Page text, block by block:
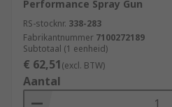
Performance Spray Gun
RS-stocknr. 338-283
Fabrikantnummer 7100272189
Subtotaal (1 eenheid)
€ 62,51(excl. BTW)
Aantal